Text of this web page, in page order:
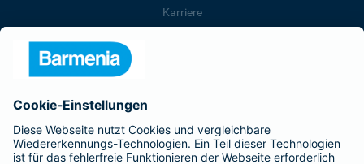
Karriere
Barmenia ist Teil der BarmeniaGothaer
BELIEBTE SEITEN